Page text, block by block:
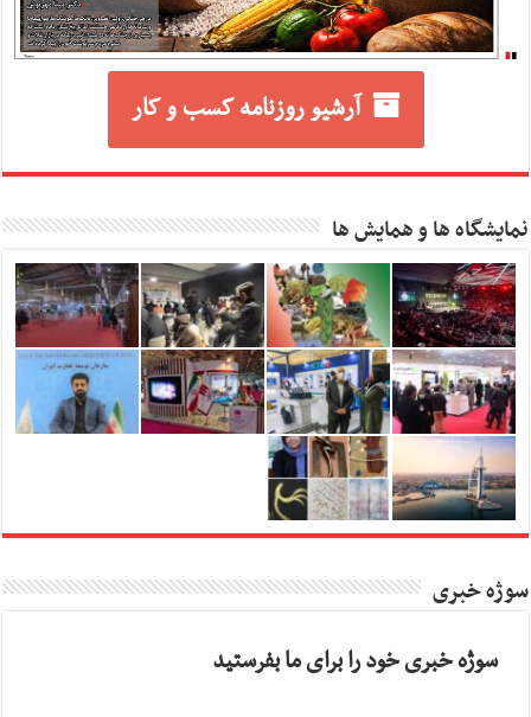
آرشیو روزنامه کسب و کار
نمایشگاه ها و همایش ها
سوژه خبری
سوژه خبری خود را برای ما بفرستید